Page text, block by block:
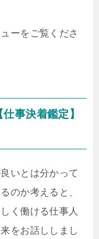
ーをご覧くださ
事決着鑑定】
いとは分かって
のか考えると、
く働ける仕事人
をお話ししまし